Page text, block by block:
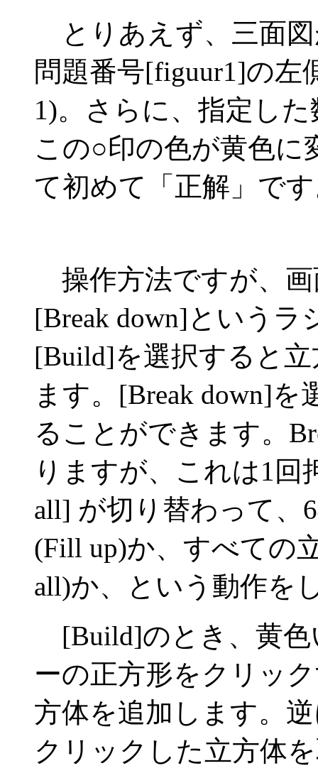
とりあえず、三面
問題番号[figuur1]の左
1)。さらに、指定し
この○印の色が黄色に
て初めて「正解」で
操作方法ですが、
[Break down]という
[Build]を選択すると
ます。[Break down]
ることができます。
りますが、これは1回
all] が切り替わって、
(Fill up)か、すべての
all)か、という動作を
[Build]のとき、黄色
ーの正方形をクリッ
方体を追加します。
クリックした立方体